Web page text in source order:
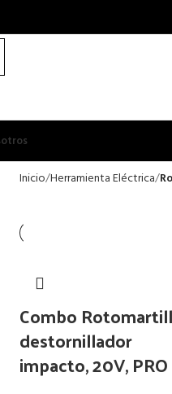
Inicio Herramienta Eléctrica
Combo
destornillador
impacto, 20V, PRO